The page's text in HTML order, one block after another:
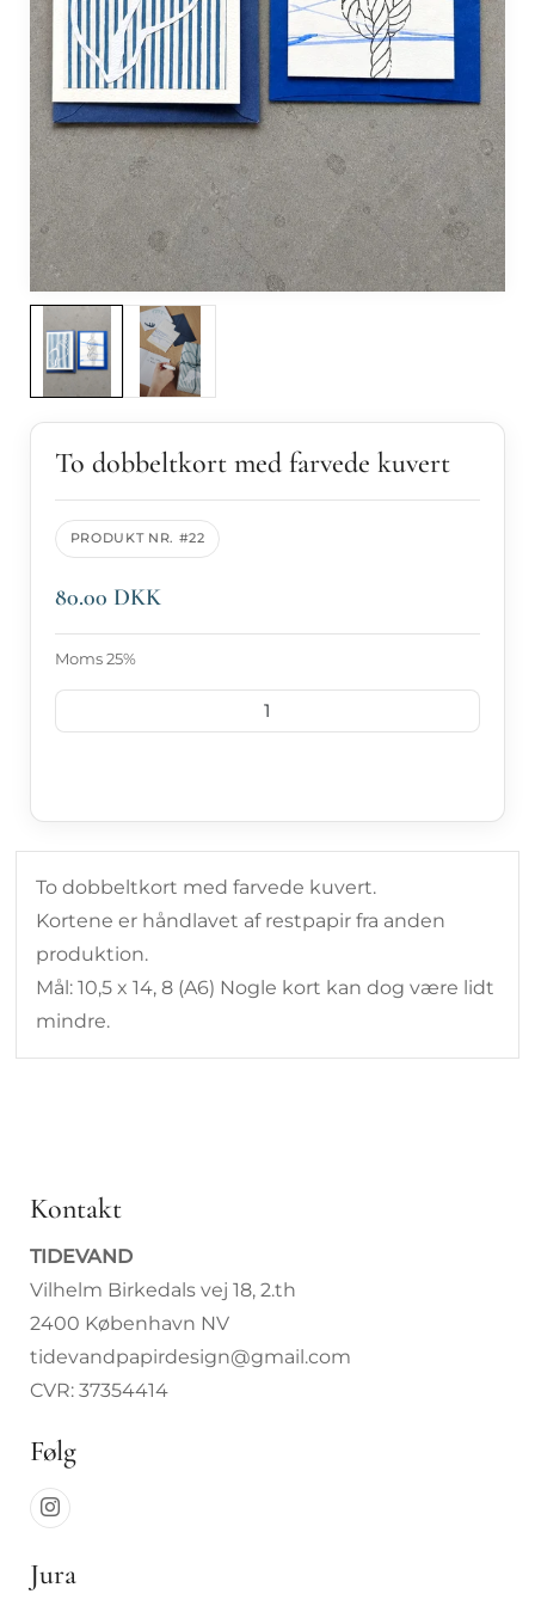
To dobbeltkort med farvede kuvert
PRODUKT NR. #22
80.00 DKK
Moms 25%
To dobbeltkort med farvede kuvert.
Kortene er håndlavet af restpapir fra anden
produktion.
Mål: 10,5 x 14, 8 (A6) Nogle kort kan dog være lidt
mindre.
Kontakt
TIDEVAND
Vilhelm Birkedals vej 18, 2.th
2400 København NV
tidevandpapirdesign@gmail.com
CVR: 37354414
Følg
Jura